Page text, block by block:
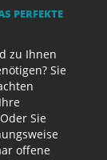
PERFEKTE
zu Ihnen
Sie
Sie
offene